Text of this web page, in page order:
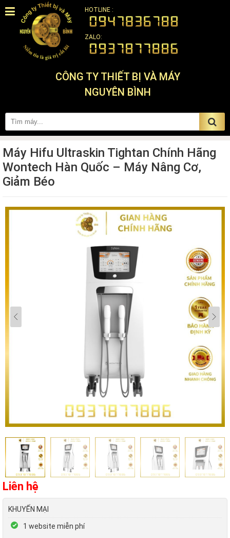
CÔNG TY THIẾT BỊ VÀ MÁY
NGUYÊN BÌNH
HOTLINE :
ZALO:
Máy Hifu Ultraskin Tightan Chính Hãng
Wontech Hàn Quốc – Máy Nâng Cơ,
Giảm Béo
Liên hệ
KHUYẾN MẠI
1 website miễn phí